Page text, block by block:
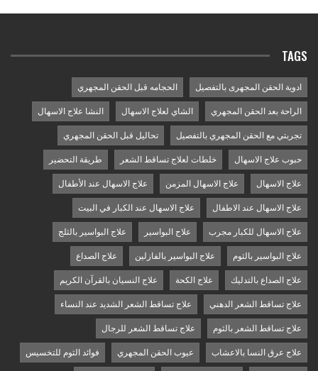
TAGS
ادوية الحقن المجهرى بالتفصيل الحجامه قبل الحقن المجهري
الراحة بعد الحقن المجهري الشاي لعلاج الاسهال النشا علاج الاسهال
تجربتي مع الحقن المجهري بالتفصيل تحاليل قبل الحقن المجهري
حبوب علاج الاسهال خلطات لعلاج تساقط الشعر طريقة التحضير
علاج الاسهال علاج الاسهال المزمن علاج الاسهال عند الأطفال
علاج الاسهال عند الاطفال علاج الاسهال عند الكبار في البيت
علاج الاسهال للكبار مجرب علاج البواسير علاج البواسير بالثلج
علاج البواسير بالثوم علاج البواسير بالفازلين علاج الصداع
علاج الصداع بالتدليك علاج الكحة علاج النسيان بالقرآن الكريم
علاج تساقط الشعر الدهني علاج تساقط الشعر الشديد عند النساء
علاج تساقط الشعر بالثوم علاج تساقط الشعر للرجال
علاج عرق النسا بالاعشاب عيوب الحقن المجهري فوائد الثوم للتخسيس